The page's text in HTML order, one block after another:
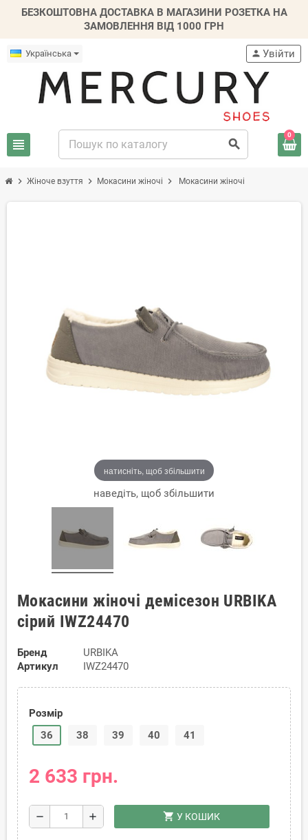
БЕЗКОШТОВНА ДОСТАВКА В МАГАЗИНИ РОЗЕТКА НА
ЗАМОВЛЕННЯ ВІД 1000 ГРН
Українська
view_headline search
person Увійти
0
chevron_right Жіноче взуття chevron_right Мокасини жіночі chevron_right Мокасини жіночі
натисніть, щоб збільшити
наведіть, щоб збільшити
Мокасини жіночі демісезон URBIKA
сірий IWZ24470
Бренд
URBIKA
Артикул
IWZ24470
Розмір
36
38 39 40 41
2 633 грн.
remove add shopping_cart У КОШИК